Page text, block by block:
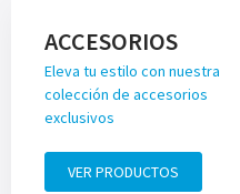
ACCESORIOS
Eleva tu estilo con nuestra
colección de accesorios
exclusivos
VER PRODUCTOS